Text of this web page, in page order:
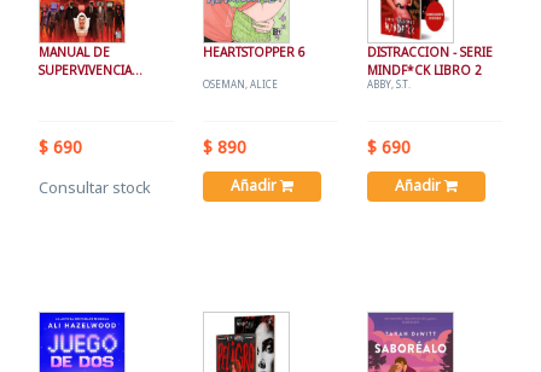
MANUAL DE
SUPERVIVENCIA
$ 690
Consultar stock
HEARTSTOPPER 6
OSEMAN, ALICE
$ 890
Añadir
DISTRACCION - SERIE
MINDF*CK LIBRO 2
ABBY, S.T.
$ 690
Añadir